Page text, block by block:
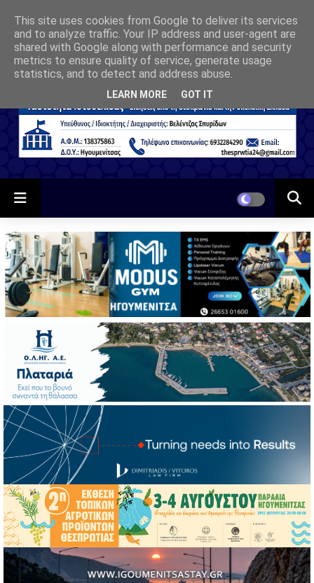
This site uses cookies from Google to deliver its services
and to analyze traffic. Your IP address and user-agent are
shared with Google along with performance and security
metrics to ensure quality of service, generate usage
statistics, and to detect and address abuse.
LEARN MORE GOT IT